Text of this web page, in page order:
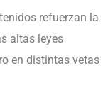
refuerzan la
altas leyes
en distintas vetas